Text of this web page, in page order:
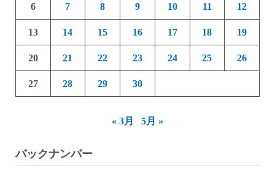
6 7 8 9 10 11 12
13 14 15 16 17 18 19
20 21 22 23 24 25 26
27 28 29 30
« 3月 5月 »
バックナンバー